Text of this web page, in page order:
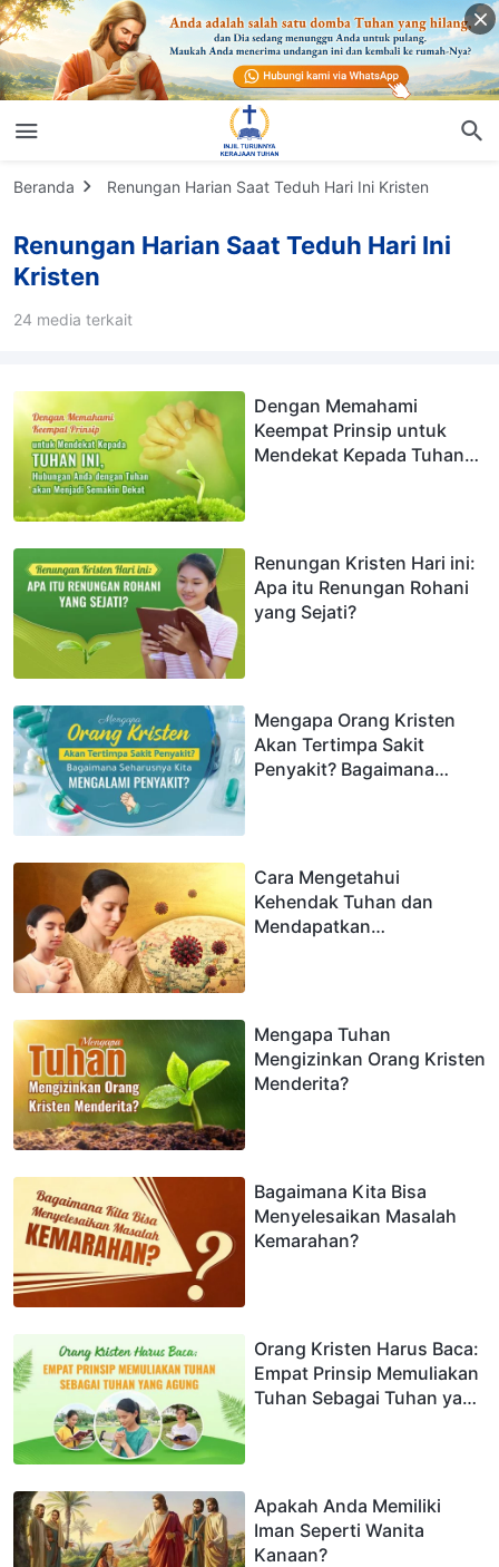
Beranda Renungan Harian Saat Teduh Hari Ini Kristen
Renungan Harian Saat Teduh Hari Ini
Kristen
24 media terkait
Dengan Memahami
Keempat Prinsip untuk
Mendekat Kepada Tuhan
Renungan Kristen Hari ini:
Apa itu Renungan Rohani
yang Sejati?
Mengapa Orang Kristen
Akan Tertimpa Sakit
Penyakit? Bagaimana
Cara Mengetahui
Kehendak Tuhan dan
Mendapatkan
Mengapa Tuhan
Mengizinkan Orang Kristen
Menderita?
Bagaimana Kita Bisa
Menyelesaikan Masalah
Kemarahan?
Orang Kristen Harus Baca:
Empat Prinsip Memuliakan
Tuhan Sebagai Tuhan yang
Apakah Anda Memiliki
Iman Seperti Wanita
Kanaan?